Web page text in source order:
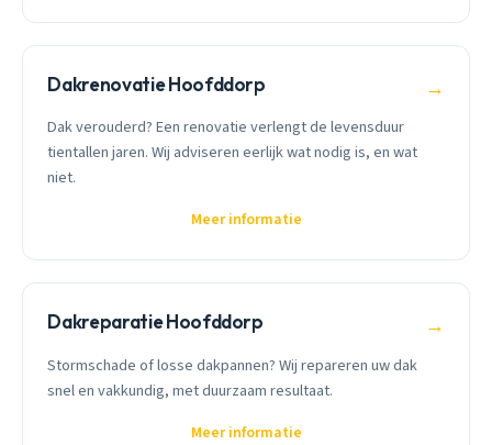
Dakrenovatie Hoofddorp →
Dak verouderd? Een renovatie verlengt de levensduur
tientallen jaren. Wij adviseren eerlijk wat nodig is, en wat
niet.
Meer informatie
Dakreparatie Hoofddorp →
Stormschade of losse dakpannen? Wij repareren uw dak
snel en vakkundig, met duurzaam resultaat.
Meer informatie